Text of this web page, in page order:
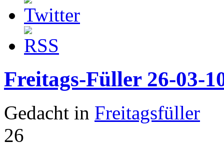
Freitags-Füller 26-03-
Gedacht in Freitagsfüller
26